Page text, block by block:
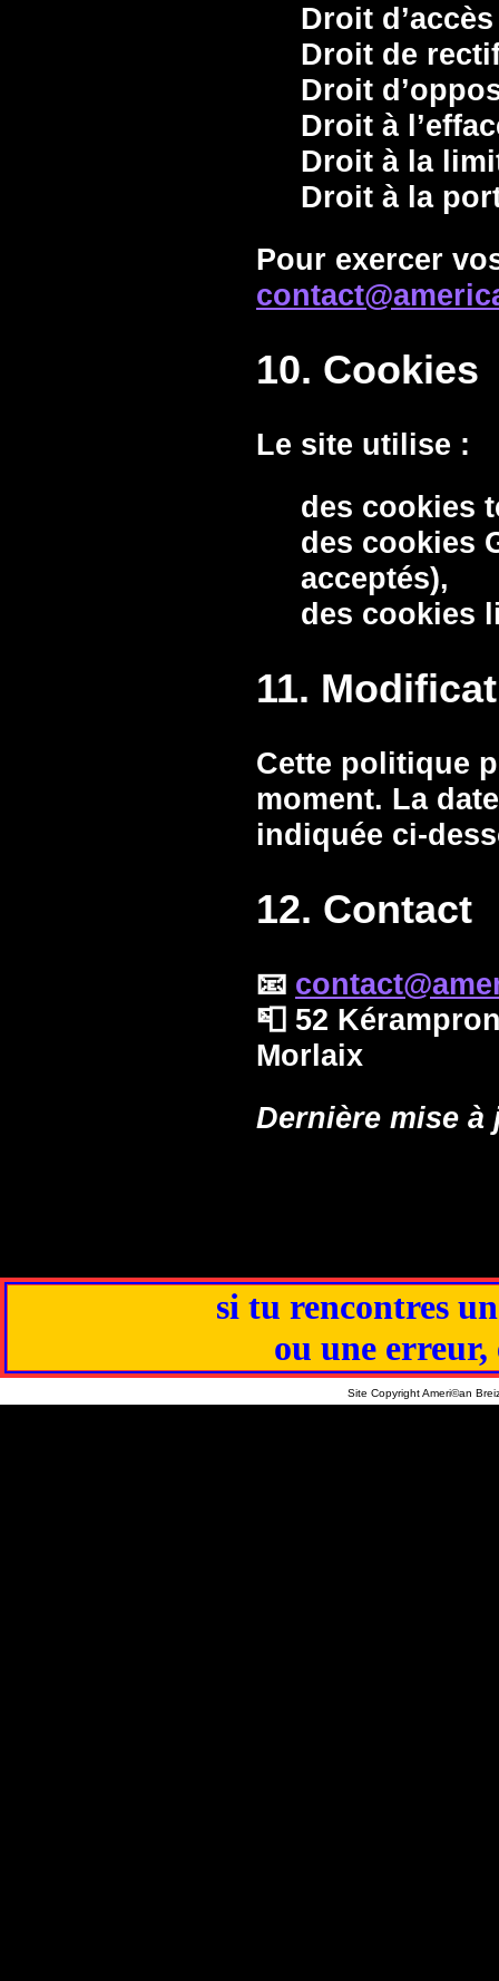
Droit d’accès
Droit de
Droit
Droit à
Droit à la
Droit à la
Pour exercer
10. Cookies
Le site utilise :
des cookies
des cookies
acceptés),
des cookies
11.
Cette politique
moment. La
indiquée
12. Contact
📧
📮 52
Morlaix
Dernière mise à
si tu rencontres
ou une
Site Copyright Ameri©an